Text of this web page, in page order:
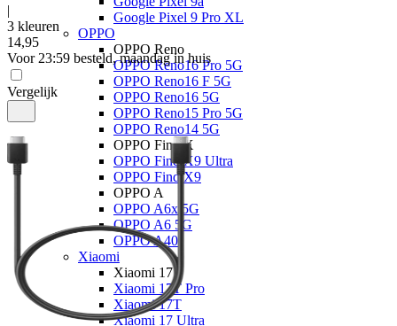
Google Pixel 9 Pro XL
OPPO
OPPO Reno
OPPO Reno16 Pro 5G
OPPO Reno16 F 5G
OPPO Reno16 5G
OPPO Reno15 Pro 5G
OPPO Reno14 5G
OPPO Find X
OPPO Find X9 Ultra
OPPO Find X9
OPPO A
OPPO A6x 5G
OPPO A6 5G
OPPO A40
Xiaomi
Xiaomi 17
Xiaomi 17T Pro
Xiaomi 17T
Xiaomi 17 Ultra
|
3 kleuren
14,95
Voor 23:59 besteld, maandag in huis
Vergelijk